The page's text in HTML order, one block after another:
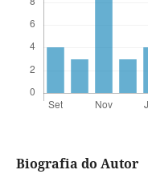
Biografia do Autor